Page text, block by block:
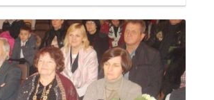
Читати більше...